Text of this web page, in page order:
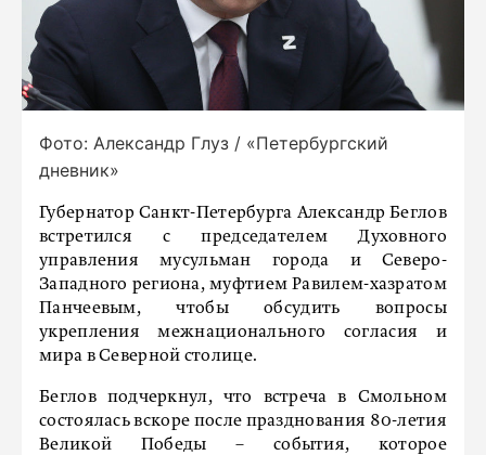
Фото: Александр Глуз / «Петербургский
дневник»
Губернатор Санкт-Петербурга Александр Беглов
встретился с председателем Духовного
управления мусульман города и Северо-
Западного региона, муфтием Равилем-хазратом
Панчеевым, чтобы обсудить вопросы
укрепления межнационального согласия и
мира в Северной столице.
Беглов подчеркнул, что встреча в Смольном
состоялась вскоре после празднования 80-летия
Великой Победы – события, которое